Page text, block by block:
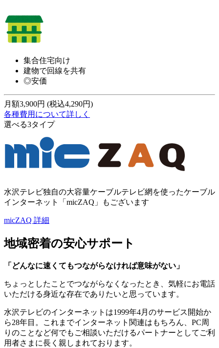
集合住宅向け
建物で回線を共有
◎安価
月額3,900円 (税込4,290円)
各種費用について詳しく
選べる3タイプ
水沢テレビ独自の大容量ケーブルテレビ網を使ったケーブル
インターネット「micZAQ」もございます
micZAQ 詳細
地域密着の安心サポート
「どんなに速くてもつながらなければ意味がない」
ちょっとしたことでつながらなくなったとき、気軽にお電話
いただける身近な存在でありたいと思っています。
水沢テレビのインターネットは1999年4月のサービス開始か
ら28年目。これまでインターネット関連はもちろん、PC周
りのことなど何でもご相談いただけるパートナーとしてご利
用者さまに長く親しまれております。